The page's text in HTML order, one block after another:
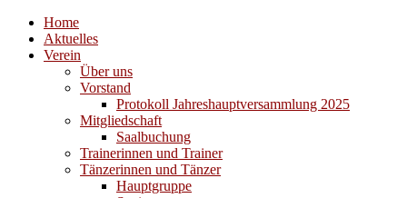
Home
Aktuelles
Verein
Über uns
Vorstand
Protokoll Jahreshauptversammlung 2025
Mitgliedschaft
Saalbuchung
Trainerinnen und Trainer
Tänzerinnen und Tänzer
Hauptgruppe